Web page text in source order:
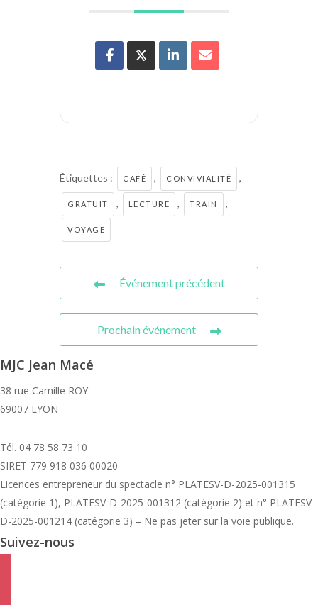
Étiquettes : CAFÉ , CONVIVIALITÉ ,
GRATUIT , LECTURE , TRAIN ,
VOYAGE
Événement précédent
Prochain événement
MJC Jean Macé
38 rue Camille ROY
69007 LYON
Tél. 04 78 58 73 10
SIRET 779 918 036 00020
Licences entrepreneur du spectacle n° PLATESV-D-2025-001315
(catégorie 1), PLATESV-D-2025-001312 (catégorie 2) et n° PLATESV-
D-2025-001214 (catégorie 3) – Ne pas jeter sur la voie publique.
Suivez-nous